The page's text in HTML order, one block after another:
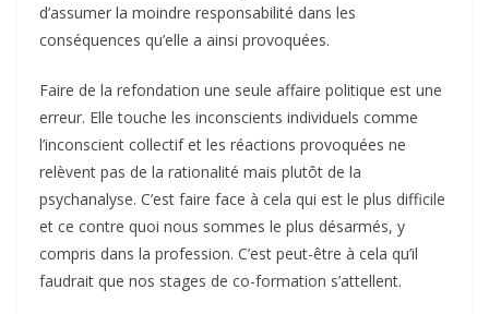
d’assumer la moindre responsabilité dans les
conséquences qu’elle a ainsi provoquées.
Faire de la refondation une seule affaire politique est une
erreur. Elle touche les inconscients individuels comme
l’inconscient collectif et les réactions provoquées ne
relèvent pas de la rationalité mais plutôt de la
psychanalyse. C’est faire face à cela qui est le plus difficile
et ce contre quoi nous sommes le plus désarmés, y
compris dans la profession. C’est peut-être à cela qu’il
faudrait que nos stages de co-formation s’attellent.